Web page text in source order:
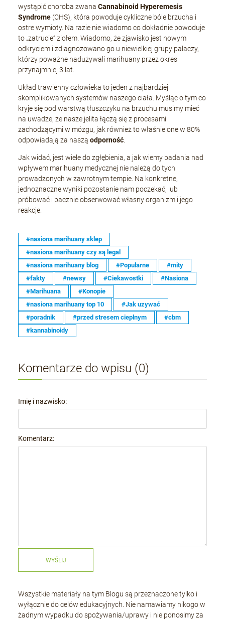
+Speed Auto
19,80 zł
DO KOSZYKA
wystąpić choroba zwanaCannabinoid Hyperemesis
Syndrome (CHS), która powoduje cykliczne bóle brzucha i
ostre wymioty. Na razie nie wiadomo co dokładnie powoduje
to „zatrucie” ziołem. Wiadomo, że zjawisko jest nowym
odkryciem i zdiagnozowano go u niewielkiej grupy palaczy,
którzy poważne nadużywali marihuany przez okres
przynajmniej 3 lat.
Układ trawienny człowieka to jeden z najbardziej
skomplikowanych systemów naszego ciała. Myśląc o tym co
kryje się pod warstwą tłuszczyku na brzuchu musimy mieć
na uwadze, że nasze jelita łączą się z procesami
zachodzącymi w mózgu, jak również to właśnie one w 80%
odpowiadają za nasząodporność.
Jak widać, jest wiele do zgłębienia, a jak wiemy badania nad
wpływem marihuany medycznej nie należą do tych
prowadzonych w zawrotnym tempie. Na konkretne,
jednoznaczne wyniki pozostanie nam poczekać, lub
próbować i bacznie obserwować własny organizm i jego
reakcje.
#nasiona marihuany sklep
#nasiona marihuany czy są legal
#nasiona marihuany blog
#Popularne
#mity
#fakty
#newsy #Ciekawostki
#Nasiona
#Marihuana
#Konopie
#nasiona marihuany top 10
#Jak uzywać
#poradnik
#przed stresem cieplnym
#cbm
#kannabinoidy
Komentarze do wpisu (0)
Imię i nazwisko:
Komentarz:
WYŚLIJ
Wszystkie materiały na tym Blogu są przeznaczone tylko i
wyłącznie do celów edukacyjnych. Nie namawiamy nikogo w
żadnym wypadku do spożywania/uprawy i nie ponosimy za